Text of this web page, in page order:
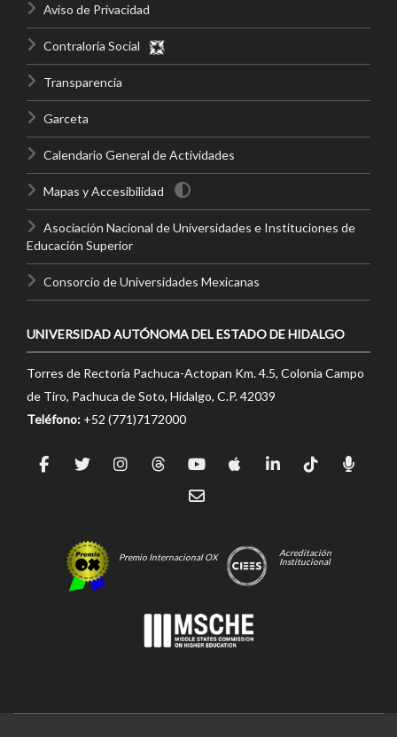
Aviso de Privacidad
Contraloría Social
Transparencia
Garceta
Calendario General de Actividades
Mapas y Accesibilidad
Asociación Nacional de Universidades e Instituciones de
Educación Superior
Consorcio de Universidades Mexicanas
UNIVERSIDAD AUTÓNOMA DEL ESTADO DE HIDALGO
Torres de Rectoría Pachuca-Actopan Km. 4.5, Colonia Campo
de Tiro, Pachuca de Soto, Hidalgo, C.P. 42039
Teléfono: +52 (771)7172000
Premio Internacional OX
Acreditación
Institucional